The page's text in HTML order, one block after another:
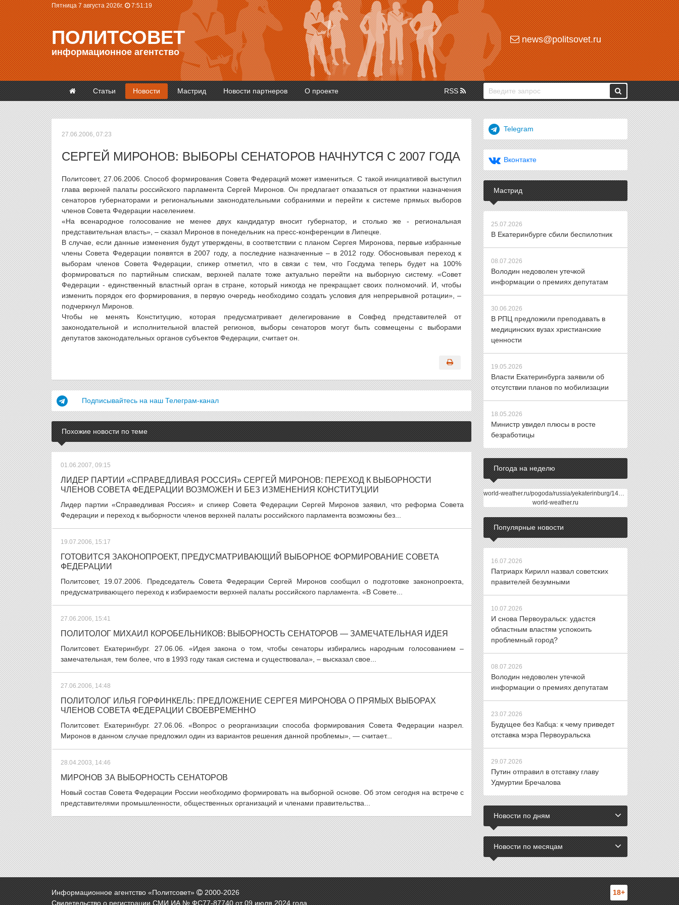
Пятница 7 августа 2026г. 7:51:19
ПОЛИТСОВЕТ
информационное агентство
news@politsovet.ru
Статьи Новости Мастрид Новости партнеров О проекте RSS
27.06.2006, 07:23
СЕРГЕЙ МИРОНОВ: ВЫБОРЫ СЕНАТОРОВ НАЧНУТСЯ С 2007 ГОДА
Политсовет, 27.06.2006. Способ формирования Совета Федераций может измениться. С такой инициативой выступил
глава верхней палаты российского парламента Сергей Миронов. Он предлагает отказаться от практики назначения
сенаторов губернаторами и региональными законодательными собраниями и перейти к системе прямых выборов
членов Совета Федерации населением.
«На всенародное голосование не менее двух кандидатур вносит губернатор, и столько же - региональная
представительная власть», – сказал Миронов в понедельник на пресс-конференции в Липецке.
В случае, если данные изменения будут утверждены, в соответствии с планом Сергея Миронова, первые избранные
члены Совета Федерации появятся в 2007 году, а последние назначенные – в 2012 году. Обосновывая переход к
выборам членов Совета Федерации, спикер отметил, что в связи с тем, что Госдума теперь будет на 100%
формироваться по партийным спискам, верхней палате тоже актуально перейти на выборную систему. «Совет
Федерации - единственный властный орган в стране, который никогда не прекращает своих полномочий. И, чтобы
изменить порядок его формирования, в первую очередь необходимо создать условия для непрерывной ротации», –
подчеркнул Миронов.
Чтобы не менять Конституцию, которая предусматривает делегирование в Совфед представителей от
законодательной и исполнительной властей регионов, выборы сенаторов могут быть совмещены с выборами
депутатов законодательных органов субъектов Федерации, считает он.
Подписывайтесь на наш Телеграм-канал
Похожие новости по теме
01.06.2007, 09:15
ЛИДЕР ПАРТИИ «СПРАВЕДЛИВАЯ РОССИЯ» СЕРГЕЙ МИРОНОВ: ПЕРЕХОД К ВЫБОРНОСТИ
ЧЛЕНОВ СОВЕТА ФЕДЕРАЦИИ ВОЗМОЖЕН И БЕЗ ИЗМЕНЕНИЯ КОНСТИТУЦИИ
Лидер партии «Справедливая Россия» и спикер Совета Федерации Сергей Миронов заявил, что реформа Совета
Федерации и переход к выборности членов верхней палаты российского парламента возможны без...
19.07.2006, 15:17
ГОТОВИТСЯ ЗАКОНОПРОЕКТ, ПРЕДУСМАТРИВАЮЩИЙ ВЫБОРНОЕ ФОРМИРОВАНИЕ СОВЕТА
ФЕДЕРАЦИИ
Политсовет, 19.07.2006. Председатель Совета Федерации Сергей Миронов сообщил о подготовке законопроекта,
предусматривающего переход к избираемости верхней палаты российского парламента. «В Совете...
27.06.2006, 15:41
ПОЛИТОЛОГ МИХАИЛ КОРОБЕЛЬНИКОВ: ВЫБОРНОСТЬ СЕНАТОРОВ — ЗАМЕЧАТЕЛЬНАЯ ИДЕЯ
Политсовет. Екатеринбург. 27.06.06. «Идея закона о том, чтобы сенаторы избирались народным голосованием –
замечательная, тем более, что в 1993 году такая система и существовала», – высказал свое...
27.06.2006, 14:48
ПОЛИТОЛОГ ИЛЬЯ ГОРФИНКЕЛЬ: ПРЕДЛОЖЕНИЕ СЕРГЕЯ МИРОНОВА О ПРЯМЫХ ВЫБОРАХ
ЧЛЕНОВ СОВЕТА ФЕДЕРАЦИИ СВОЕВРЕМЕННО
Политсовет. Екатеринбург. 27.06.06. «Вопрос о реорганизации способа формирования Совета Федерации назрел.
Миронов в данном случае предложил один из вариантов решения данной проблемы», — считает...
28.04.2003, 14:46
МИРОНОВ ЗА ВЫБОРНОСТЬ СЕНАТОРОВ
Новый состав Совета Федерации России необходимо формировать на выборной основе. Об этом сегодня на встрече с
представителями промышленности, общественных организаций и членами правительства...
Telegram
Вконтакте
Мастрид
25.07.2026
В Екатеринбурге сбили беспилотник
08.07.2026
Володин недоволен утечкой
информации о премиях депутатам
30.06.2026
В РПЦ предложили преподавать в
медицинских вузах христианские
ценности
19.05.2026
Власти Екатеринбурга заявили об
отсутствии планов по мобилизации
18.05.2026
Министр увидел плюсы в росте
безработицы
Погода на неделю
world-weather.ru/pogoda/russia/yekaterinburg/14days/
world-weather.ru
Популярные новости
16.07.2026
Патриарх Кирилл назвал советских
правителей безумными
10.07.2026
И снова Первоуральск: удастся
областным властям успокоить
проблемный город?
08.07.2026
Володин недоволен утечкой
информации о премиях депутатам
23.07.2026
Будущее без Кабца: к чему приведет
отставка мэра Первоуральска
29.07.2026
Путин отправил в отставку главу
Удмуртии Бречалова
Новости по дням
Новости по месяцам
Информационное агентство «Политсовет» 2000-2026
Свидетельство о регистрации СМИ ИА № ФС77-87740 от 09 июля 2024 года.
18+